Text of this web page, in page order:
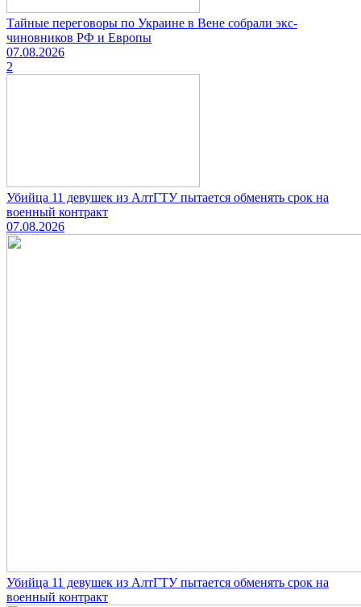
Тайные переговоры по Украине в Вене собрали экс-
чиновников РФ и Европы
07.08.2026
2
Убийца 11 девушек из АлтГТУ пытается обменять срок на
военный контракт
07.08.2026
Убийца 11 девушек из АлтГТУ пытается обменять срок на
военный контракт